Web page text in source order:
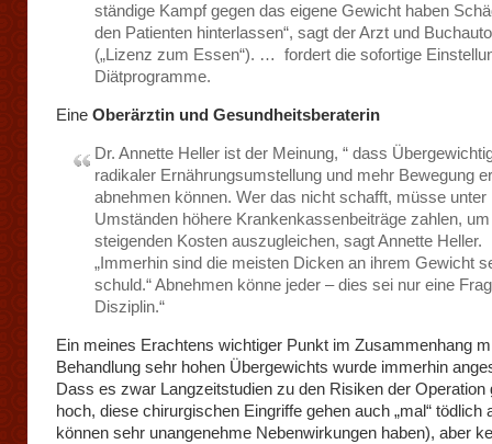
ständige Kampf gegen das eigene Gewicht haben
den Patienten hinterlassen“, sagt der Arzt und
(„Lizenz zum Essen“). … fordert die sofortige
Diätprogramme.
Eine Oberärztin und Gesundheitsberaterin
Dr. Annette Heller ist der Meinung, “ dass
radikaler Ernährungsumstellung und mehr Bewegung
abnehmen können. Wer das nicht schafft, müsse unter
Umständen höhere Krankenkassenbeiträge zahlen,
steigenden Kosten auszugleichen, sagt Annette Heller.
„Immerhin sind die meisten Dicken an ihrem Gewicht
schuld.“ Abnehmen könne jeder – dies sei nur eine
Disziplin.“
Ein meines Erachtens wichtiger Punkt im Zusammenhang
Behandlung sehr hohen Übergewichts wurde immerhin
Dass es zwar Langzeitstudien zu den Risiken der Operation
hoch, diese chirurgischen Eingriffe gehen auch „mal“ tödlich
können sehr unangenehme Nebenwirkungen haben), aber